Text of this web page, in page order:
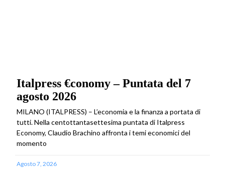
Italpress €conomy – Puntata del 7
agosto 2026
MILANO (ITALPRESS) – L’economia e la finanza a portata di
tutti. Nella centottantasettesima puntata di Italpress
Economy, Claudio Brachino affronta i temi economici del
momento
Agosto 7, 2026